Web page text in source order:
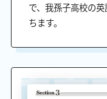
で、我孫子高校の
ちます。